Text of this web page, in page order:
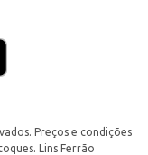
Preços e condições
Lins Ferrão